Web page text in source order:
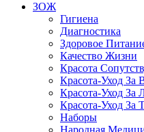
ЗОЖ
Гигиена
Диагностика
Здоровое
Качество Жизни
Красота
Красота-Уход За
Красота-Уход За
Красота-Уход За
Наборы
Народная